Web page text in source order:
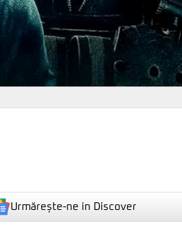
Urmărește-ne in Discover